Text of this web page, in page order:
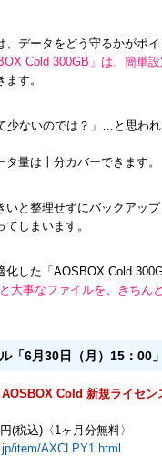
データをどう守るかがポイ
Cold 300GB」は、簡単
ます。
少ないのでは？」…と思わ
タ量は十分カバーできます。
いと整理せずにバックアッ
しまいます。
した「AOSBOX Cold
大事なファイルを、きちん
「6月30日（月）15：00
Cold 新規ライセン
(税込)〈1ヶ月分無料〉
item/AXCLPY1.html